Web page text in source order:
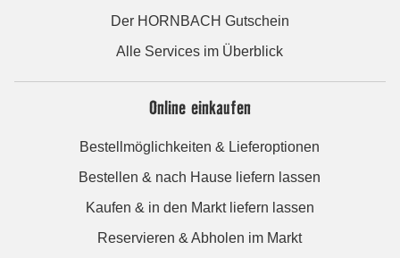
Der HORNBACH Gutschein
Alle Services im Überblick
Online einkaufen
Bestellmöglichkeiten & Lieferoptionen
Bestellen & nach Hause liefern lassen
Kaufen & in den Markt liefern lassen
Reservieren & Abholen im Markt